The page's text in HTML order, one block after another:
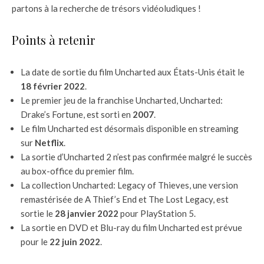
partons à la recherche de trésors vidéoludiques !
Points à retenir
La date de sortie du film Uncharted aux États-Unis était le
18 février 2022.
Le premier jeu de la franchise Uncharted, Uncharted:
Drake’s Fortune, est sorti en 2007.
Le film Uncharted est désormais disponible en streaming
sur Netflix.
La sortie d’Uncharted 2 n’est pas confirmée malgré le succès
au box-office du premier film.
La collection Uncharted: Legacy of Thieves, une version
remastérisée de A Thief’s End et The Lost Legacy, est
sortie le 28 janvier 2022 pour PlayStation 5.
La sortie en DVD et Blu-ray du film Uncharted est prévue
pour le 22 juin 2022.